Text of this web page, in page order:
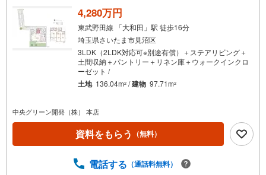
ー
ジ
4,280万円
東武野田線 「大和田」駅 徒歩16分
埼玉県さいたま市見沼区
3LDK（2LDK対応可※別途有償）＋ステアリビング＋
土間収納＋パントリー＋リネン庫＋ウォークインクロ
ーゼット /
土地 136.04m2 /建物 97.71m2
中央グリーン開発（株） 本店
資料をもらう （無料）
電話する （通話料無料）